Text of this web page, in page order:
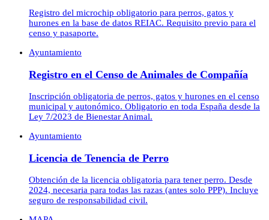
Registro del microchip obligatorio para perros, gatos y
hurones en la base de datos REIAC. Requisito previo para el
censo y pasaporte.
Ayuntamiento
Registro en el Censo de Animales de Compañía
Inscripción obligatoria de perros, gatos y hurones en el censo
municipal y autonómico. Obligatorio en toda España desde la
Ley 7/2023 de Bienestar Animal.
Ayuntamiento
Licencia de Tenencia de Perro
Obtención de la licencia obligatoria para tener perro. Desde
2024, necesaria para todas las razas (antes solo PPP). Incluye
seguro de responsabilidad civil.